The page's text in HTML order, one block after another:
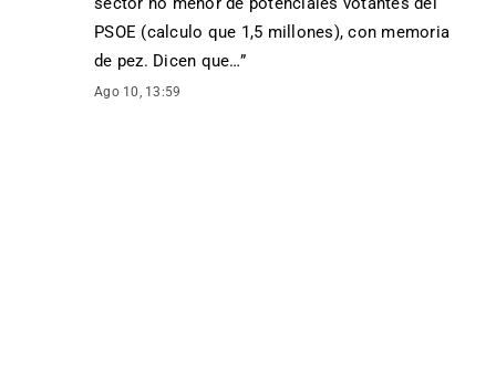
PSOE (calculo que 1,5 millones), con memoria
de pez. Dicen que…”
Ago 10, 13:59